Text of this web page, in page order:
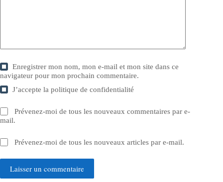
Enregistrer mon nom, mon e-mail et mon site dans ce
navigateur pour mon prochain commentaire.
J’accepte lapolitique de confidentialité
Prévenez-moi de tous les nouveaux commentaires par e-
mail.
Prévenez-moi de tous les nouveaux articles par e-mail.
Laisser un commentaire